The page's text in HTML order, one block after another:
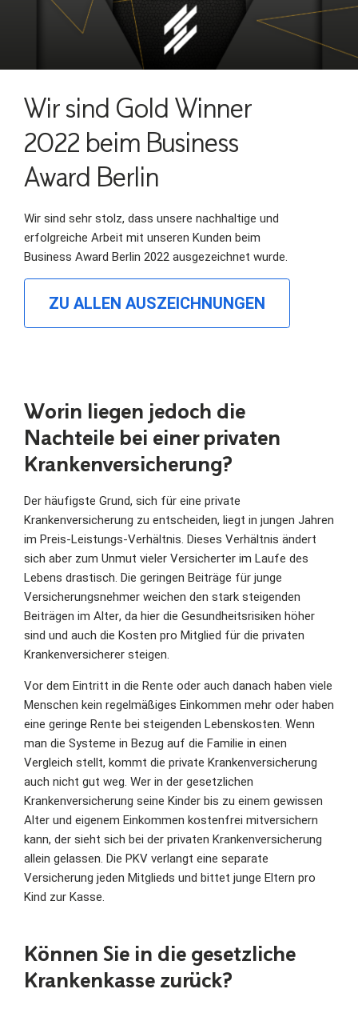
Wir sind Gold Winner
2022 beim Business
Award Berlin
Wir sind sehr stolz, dass unsere nachhaltige und
erfolgreiche Arbeit mit unseren Kunden beim
Business Award Berlin 2022 ausgezeichnet wurde.
ZU ALLEN AUSZEICHNUNGEN
Worin liegen jedoch die
Nachteile bei einer privaten
Krankenversicherung?
Der häufigste Grund, sich für eine private
Krankenversicherung zu entscheiden, liegt in jungen Jahren
im Preis-Leistungs-Verhältnis. Dieses Verhältnis ändert
sich aber zum Unmut vieler Versicherter im Laufe des
Lebens drastisch. Die geringen Beiträge für junge
Versicherungsnehmer weichen den stark steigenden
Beiträgen im Alter, da hier die Gesundheitsrisiken höher
sind und auch die Kosten pro Mitglied für die privaten
Krankenversicherer steigen.
Vor dem Eintritt in die Rente oder auch danach haben viele
Menschen kein regelmäßiges Einkommen mehr oder haben
eine geringe Rente bei steigenden Lebenskosten. Wenn
man die Systeme in Bezug auf die Familie in einen
Vergleich stellt, kommt die private Krankenversicherung
auch nicht gut weg. Wer in der gesetzlichen
Krankenversicherung seine Kinder bis zu einem gewissen
Alter und eigenem Einkommen kostenfrei mitversichern
kann, der sieht sich bei der privaten Krankenversicherung
allein gelassen. Die PKV verlangt eine separate
Versicherung jeden Mitglieds und bittet junge Eltern pro
Kind zur Kasse.
Können Sie in die gesetzliche
Krankenkasse zurück?